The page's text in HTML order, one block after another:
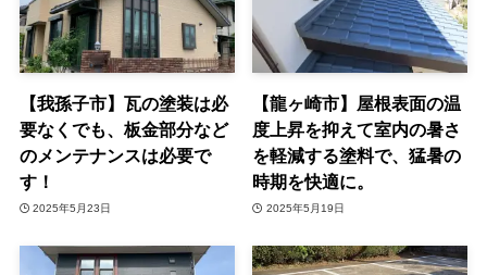
【我孫子市】瓦の塗装は必
要なくでも、板金部分など
のメンテナンスは必要で
す！
2025年5月23日
【龍ヶ崎市】屋根表面の温
度上昇を抑えて室内の暑さ
を軽減する塗料で、猛暑の
時期を快適に。
2025年5月19日